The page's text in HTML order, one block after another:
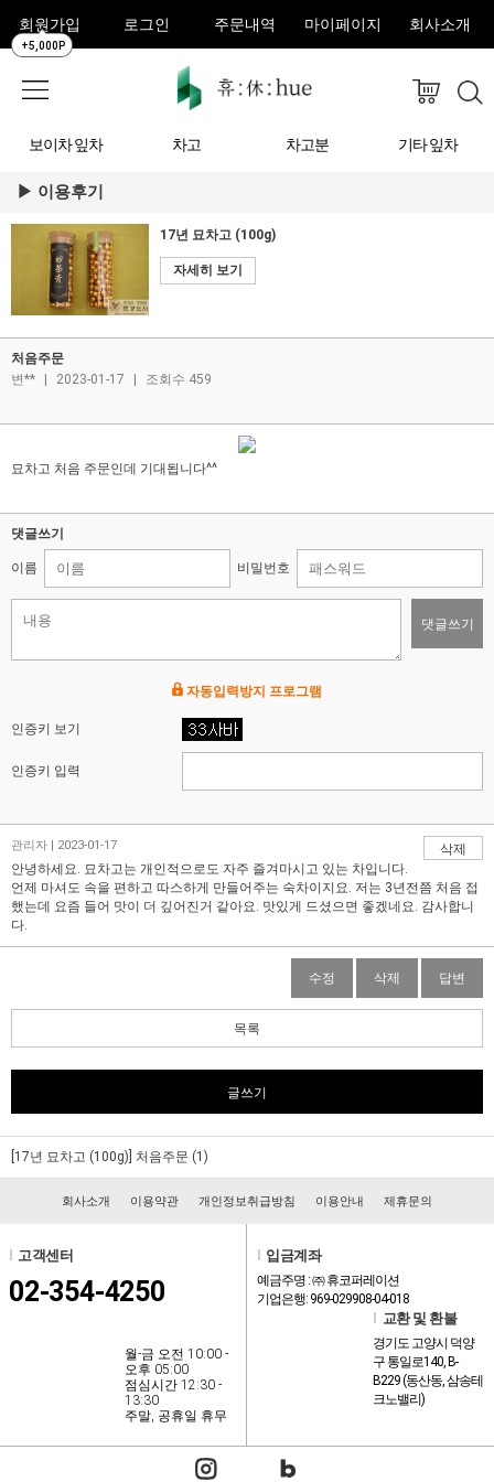
회원가입
+5,000P
로그인 주문내역 마이페이지 회사소개
보이차 잎차 차고 차고분 기타 잎차
이용후기
17년 묘차고 (100g)
자세히 보기
처음주문
변**
2023-01-17 조회수 459
묘차고 처음 주문인데 기대됩니다^^
댓글쓰기
이름 비밀번호
댓글쓰기
자동입력방지 프로그램
인증키 보기
인증키 입력
관리자 | 2023-01-17
삭제
안녕하세요. 묘차고는 개인적으로도 자주 즐겨마시고 있는 차입니다.
언제 마셔도 속을 편하고 따스하게 만들어주는 숙차이지요. 저는 3년전쯤 처음 접
했는데 요즘 들어 맛이 더 깊어진거 같아요. 맛있게 드셨으면 좋겠네요. 감사합니
다.
수정 삭제 답변
목록
글쓰기
[17년 묘차고 (100g)] 처음주문 (1)
회사소개 이용약관 개인정보취급방침 이용안내 제휴문의
고객센터
02-354-4250
월-금 오전 10:00 -
오후 05:00
점심시간 12:30 -
13:30
주말, 공휴일 휴무
입금계좌
예금주명 : ㈜ 휴코퍼레이션
기업은행: 969-029908-04-018
교환 및 환불
경기도 고양시 덕양
구 통일로140, B-
B229 (동산동, 삼송테
크노밸리)